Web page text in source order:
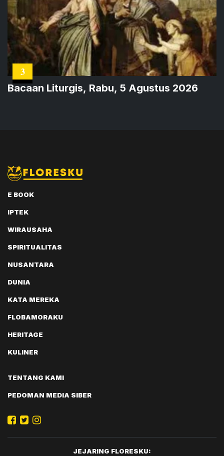
3
Bacaan Liturgis, Rabu, 5 Agustus 2026
E BOOK
IPTEK
WIRAUSAHA
SPIRITUALITAS
NUSANTARA
DUNIA
KATA MEREKA
FLOBAMORAKU
HERITAGE
KULINER
TENTANG KAMI
PEDOMAN MEDIA SIBER
JEJARING FLORESKU: